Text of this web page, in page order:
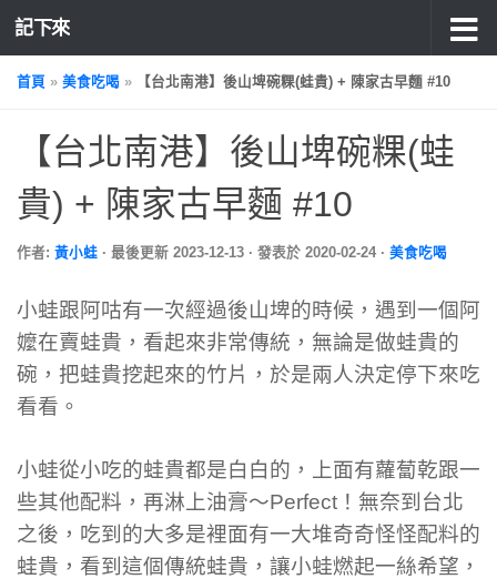
記下來
首頁 » 美食吃喝 » 【台北南港】後山埤碗粿(蛙貴) + 陳家古早麵 #10
【台北南港】後山埤碗粿(蛙
貴) + 陳家古早麵 #10
作者: 黃小蛙 · 最後更新 2023-12-13 · 發表於 2020-02-24 · 美食吃喝
小蛙跟阿咕有一次經過後山埤的時候，遇到一個阿
嬤在賣蛙貴，看起來非常傳統，無論是做蛙貴的
碗，把蛙貴挖起來的竹片，於是兩人決定停下來吃
看看。
小蛙從小吃的蛙貴都是白白的，上面有蘿蔔乾跟一
些其他配料，再淋上油膏～Perfect！無奈到台北
之後，吃到的大多是裡面有一大堆奇奇怪怪配料的
蛙貴，看到這個傳統蛙貴，讓小蛙燃起一絲希望，